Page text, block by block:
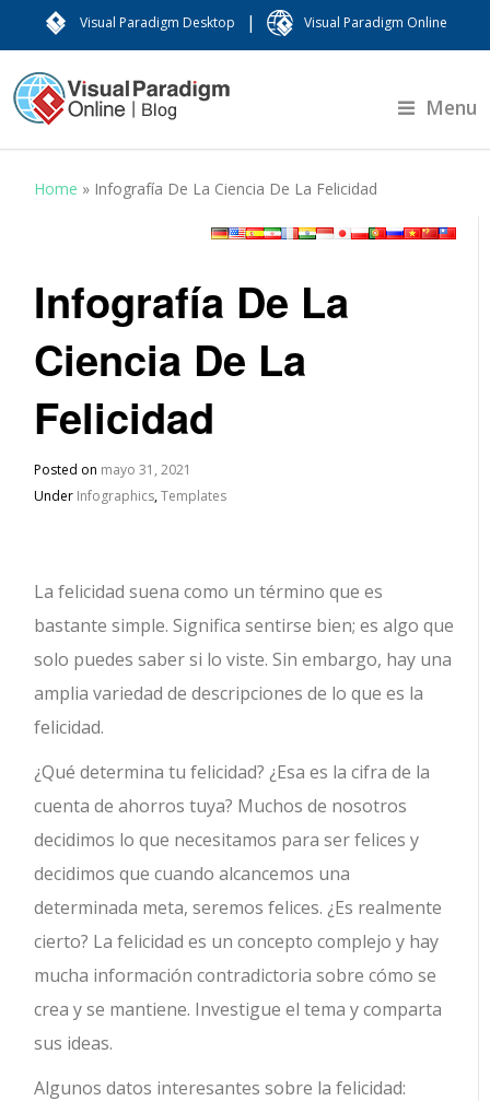
Visual Paradigm Desktop | Visual Paradigm Online
Menu
Home » Infografía De La Ciencia De La Felicidad
Infografía De La
Ciencia De La
Felicidad
Posted on mayo 31, 2021
Under Infographics,Templates
La felicidad suena como un término que es
bastante simple.Significa sentirse bien; es algo que
solo puedes saber si lo viste. Sin embargo, hay una
amplia variedad de descripciones de lo que es la
felicidad.
¿Qué determina tu felicidad? ¿Esa es la cifra de la
cuenta de ahorros tuya? Muchos de nosotros
decidimos lo que necesitamos para ser felices y
decidimos que cuando alcancemos una
determinada meta, seremos felices. ¿Es realmente
cierto? La felicidad es un concepto complejo y hay
mucha información contradictoria sobre cómo se
crea y se mantiene. Investigue el tema y comparta
sus ideas.
Algunos datos interesantes sobre la felicidad: